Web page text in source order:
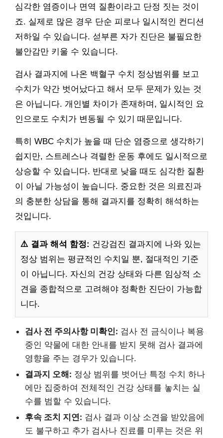
심각한 염증이나 면역 질환이라고 단정 짓는 것이
죠. 실제로 많은 경우 단순 피로나 일시적인 컨디션
저하일 수 있습니다. 섣부른 자가 진단은 불필요한
불안감만 키울 수 있습니다.
검사 결과지에 나온 백혈구 수치 정상범위를 보고
수치가 약간 벗어났다고 해서 모두 문제가 있는 것
은 아닙니다. 개인별 차이가 존재하며, 일시적인 요
인으로도 수치가 변동될 수 있기 때문입니다.
특히 WBC 수치가 높을 때 단순 염증으로 생각하기
쉽지만, 스트레스나 격렬한 운동 후에도 일시적으로
상승할 수 있습니다. 반대로 낮을 때도 심각한 질환
이 아닐 가능성이 높습니다. 중요한 것은 의료진과
의 충분한 상담을 통해 결과지를 정확히 해석하는
것입니다.
⚠️ 결과 해석 함정: 건강검진 결과지에 나와 있는
정상 범위는 평균적인 수치일 뿐, 절대적인 기준
이 아닙니다. 자신의 건강 상태와 다른 임상적 소
견을 종합적으로 고려해야 정확한 진단이 가능합
니다.
검사 전 주의사항 미확인: 검사 전 금식이나 복용
중인 약물에 대한 안내를 받지 못해 검사 결과에
영향을 주는 경우가 있습니다.
결과지 오해: 정상 범위를 벗어난 특정 수치 하나
에만 집중하여 전체적인 건강 상태를 놓치는 실
수를 범할 수 있습니다.
후속 조치 지연: 검사 결과 이상 소견을 받았음에
도 불구하고 추가 검사나 진료를 미루는 것은 위